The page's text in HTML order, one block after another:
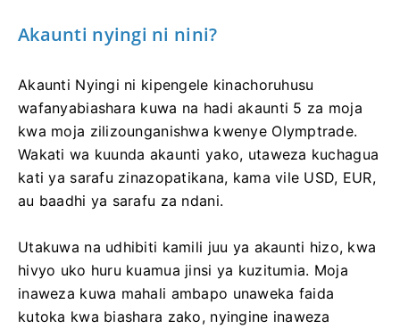
Akaunti nyingi ni nini?
Akaunti Nyingi ni kipengele kinachoruhusu
wafanyabiashara kuwa na hadi akaunti 5 za moja
kwa moja zilizounganishwa kwenye Olymptrade.
Wakati wa kuunda akaunti yako, utaweza kuchagua
kati ya sarafu zinazopatikana, kama vile USD, EUR,
au baadhi ya sarafu za ndani.
Utakuwa na udhibiti kamili juu ya akaunti hizo, kwa
hivyo uko huru kuamua jinsi ya kuzitumia. Moja
inaweza kuwa mahali ambapo unaweka faida
kutoka kwa biashara zako, nyingine inaweza